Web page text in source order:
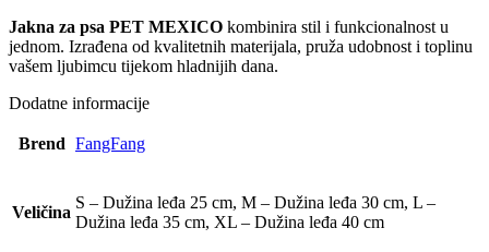
Jakna za psa PET MEXICO kombinira stil i funkcionalnost u
jednom. Izrađena od kvalitetnih materijala, pruža udobnost i toplinu
vašem ljubimcu tijekom hladnijih dana.
Dodatne informacije
Brend FangFang
Veličina
S – Dužina leđa 25 cm, M – Dužina leđa 30 cm, L –
Dužina leđa 35 cm, XL – Dužina leđa 40 cm